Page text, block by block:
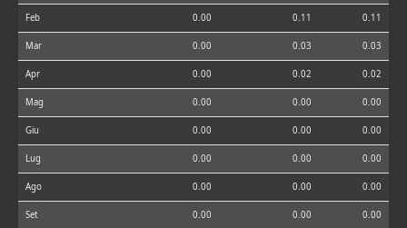
Feb 0.00 0.11 0.11
Mar 0.00 0.03 0.03
Apr 0.00 0.02 0.02
Mag 0.00 0.00 0.00
Giu 0.00 0.00 0.00
Lug 0.00 0.00 0.00
Ago 0.00 0.00 0.00
Set 0.00 0.00 0.00